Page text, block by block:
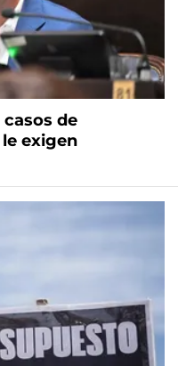
de
exigen